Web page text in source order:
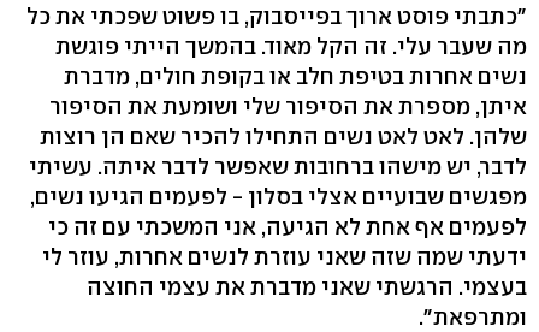
"כתבתי פוסט ארוך בפייסבוק, בו פשוט שפכתי את כל
מה שעבר עלי. זה הקל מאוד. בהמשך הייתי פוגשת
נשים אחרות בטיפת חלב או בקופת חולים, מדברת
איתן, מספרת את הסיפור שלי ושומעת את הסיפור
שלהן. לאט לאט נשים התחילו להכיר שאם הן רוצות
לדבר, יש מישהו ברחובות שאפשר לדבר איתה. עשיתי
מפגשים שבועיים אצלי בסלון - לפעמים הגיעו נשים,
לפעמים אף אחת לא הגיעה, אני המשכתי עם זה כי
ידעתי שמה שזה שאני עוזרת לנשים אחרות, עוזר לי
בעצמי. הרגשתי שאני מדברת את עצמי החוצה
ומתרפאת".